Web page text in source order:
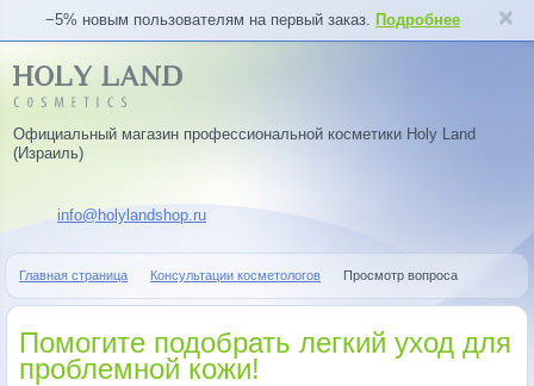
−5% новым пользователям на первый заказ. Подробнее
Официальный магазин профессиональной косметики Holy Land
(Израиль)
info@holylandshop.ru
Главная страница Консультации косметологов Просмотр вопроса
Помогите подобрать легкий уход для
проблемной кожи!